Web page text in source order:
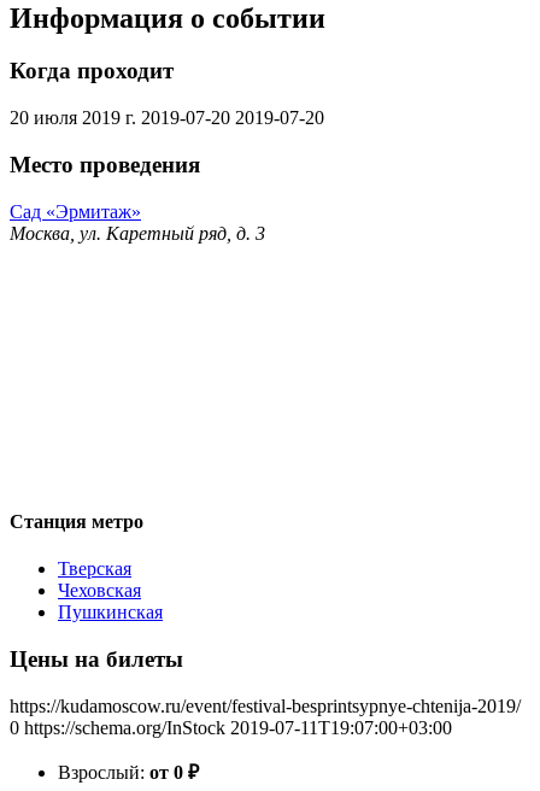
Информация о событии
Когда проходит
20 июля 2019 г. 2019-07-20 2019-07-20
Место проведения
Сад «Эрмитаж»
Москва, ул. Каретный ряд, д. 3
Станция метро
Тверская
Чеховская
Пушкинская
Цены на билеты
https://kudamoscow.ru/event/festival-besprintsypnye-chtenija-2019/
0 https://schema.org/InStock 2019-07-11T19:07:00+03:00
Взрослый: от 0 ₽